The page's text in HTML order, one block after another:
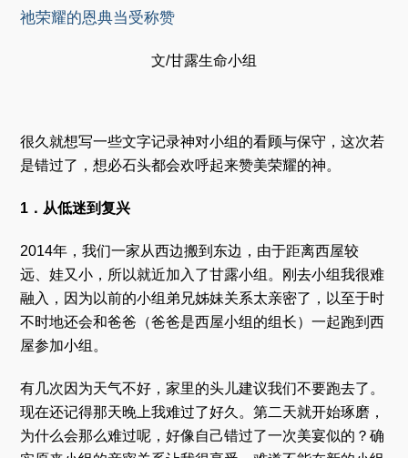
祂荣耀的恩典当受称赞
文/甘露生命小组
很久就想写一些文字记录神对小组的看顾与保守，这次若
是错过了，想必石头都会欢呼起来赞美荣耀的神。
1．从低迷到复兴
2014年，我们一家从西边搬到东边，由于距离西屋较
远、娃又小，所以就近加入了甘露小组。刚去小组我很难
融入，因为以前的小组弟兄姊妹关系太亲密了，以至于时
不时地还会和爸爸（爸爸是西屋小组的组长）一起跑到西
屋参加小组。
有几次因为天气不好，家里的头儿建议我们不要跑去了。
现在还记得那天晚上我难过了好久。第二天就开始琢磨，
为什么会那么难过呢，好像自己错过了一次美宴似的？确